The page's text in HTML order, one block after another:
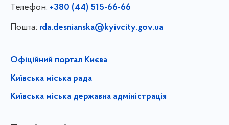
Телефон: +380 (44) 515-66-66
Пошта: rda.desnianska@kyivcity.gov.ua
Офіційний портал Києва
Київська міська рада
Київська міська державна адміністрація